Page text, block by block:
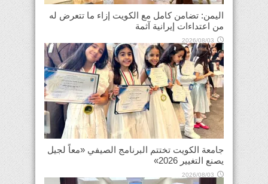
اليمن: تضامن كامل مع الكويت إزاء ما تتعرض له
من اعتداءات إيرانية آثمة
2026/08/03
جامعة الكويت تختتم البرنامج الصيفي «معاً لجيل
يصنع التغيير 2026»
2026/08/03